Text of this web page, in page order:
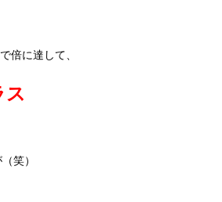
倍に達して、
ス
笑）